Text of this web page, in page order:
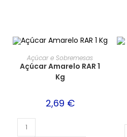
Açúcar e Sobremesas
Açúcar Amarelo RAR 1
Kg
2,69 €